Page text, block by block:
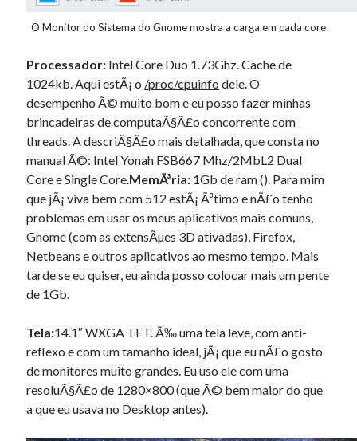
O Monitor do Sistema do Gnome mostra a carga em cada core
Processador: Intel Core Duo 1.73Ghz. Cache de
1024kb. Aqui estÃ¡ o /proc/cpuinfo dele. O
desempenho Ã© muito bom e eu posso fazer minhas
brincadeiras de computaÃ§Ã£o concorrente com
threads. A descriÃ§Ã£o mais detalhada, que consta no
manual Ã©: Intel Yonah FSB667 Mhz/2MbL2 Dual
Core e Single Core.MemÃ³ria: 1Gb de ram (). Para mim
que jÃ¡ viva bem com 512 estÃ¡ Ã³timo e nÃ£o tenho
problemas em usar os meus aplicativos mais comuns,
Gnome (com as extensÃµes 3D ativadas), Firefox,
Netbeans e outros aplicativos ao mesmo tempo. Mais
tarde se eu quiser, eu ainda posso colocar mais um pente
de 1Gb.
Tela:14.1″ WXGA TFT. Ã‰ uma tela leve, com anti-
reflexo e com um tamanho ideal, jÃ¡ que eu nÃ£o gosto
de monitores muito grandes. Eu uso ele com uma
resoluÃ§Ã£o de 1280×800 (que Ã© bem maior do que
a que eu usava no Desktop antes).